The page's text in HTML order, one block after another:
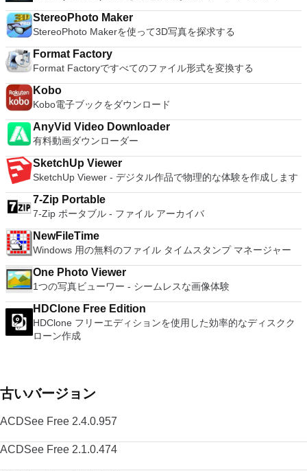
ト。 起動時にアプライアンス情報を取得します。 直感的なホ
ームページインターフェイスを介して仮想マシンに簡単にアク
セスできます。 VMware Playerは、Microsoft Virtual Server仮
います。
StereoPhoto Maker
StereoPhoto Makerを使って3D写真を探求する
Format Factory
Format Factoryですべてのファイル形式を変換する
Kobo
Kobo電子ブックをダウンロード
AnyVid Video Downloader
有料動画ダウンローダー
SketchUp Viewer
SketchUp Viewer - デジタル作品で物理的な体験を作成します
7-Zip Portable
7-Zip ポータブル - ファイル アーカイバ
NewFileTime
Windows 用の無料のファイル タイムスタンプ マネージャー
One Photo Viewer
1つの写真ビューワー - シームレスな画像体験
HDClone Free Edition
HDClone フリーエディションを使用した効率的なディスクク
ローン作成
古いバージョン
ACDSee Free 2.4.0.957
ACDSee Free 2.1.0.474